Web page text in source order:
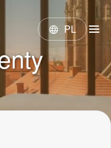
language PL menu